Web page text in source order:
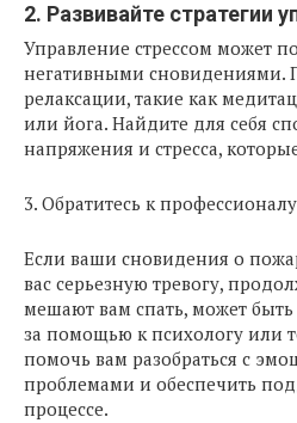
2. Развивайте стратегии
Управление стрессом может
негативными сновидениями.
релаксации, такие как
или йога. Найдите для себя
напряжения и стресса,
3. Обратитесь к
Если ваши сновидения о
вас серьезную тревогу,
мешают вам спать, может
за помощью к психологу или
помочь вам разобраться с
проблемами и обеспечить
процессе.